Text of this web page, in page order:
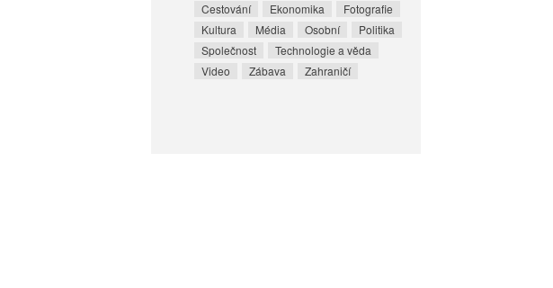
Cestování
Ekonomika
Fotografie
Kultura
Média Osobní
Politika
Společnost
Technologie a věda
Video
Zábava Zahraničí